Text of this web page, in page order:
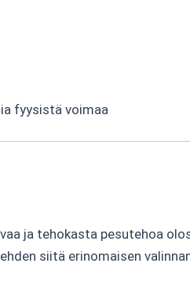
fyysistä voimaa
ja tehokasta pesutehoa
siitä erinomaisen